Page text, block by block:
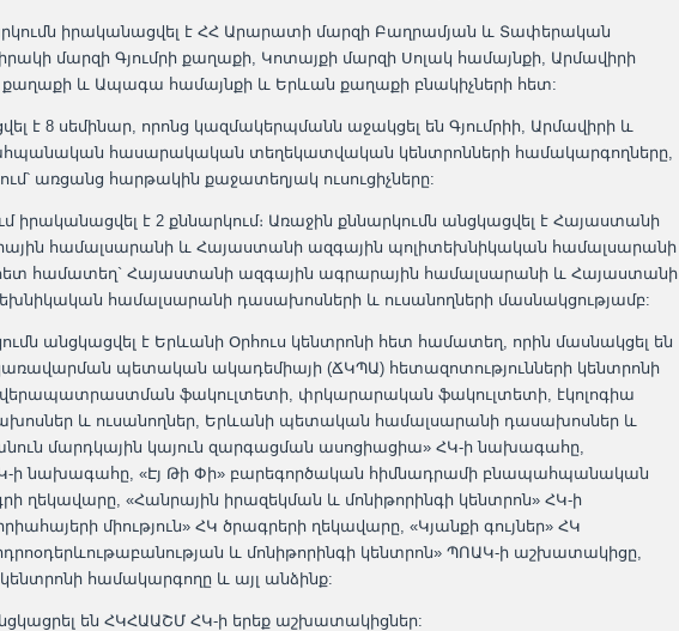
իրականացվել է ՀՀ Արարատի մարզի Բաղրամյան և Տափերական
մարզի Գյումրի քաղաքի, Կոտայքի մարզի Սոլակ համայնքի, Արմավիրի
քաղաքի և Ապագա համայնքի և Երևան քաղաքի բնակիչների հետ:
է 8 սեմինար, որոնց կազմակերպմանն աջակցել են Գյումրիի, Արմավիրի և
հասարակական տեղեկատվական կենտրոնների համակարգողները,
առցանց հարթակին քաջատեղյակ ուսուցիչները:
իրականացվել է 2 քննարկում։ Առաջին քննարկումն անցկացվել է Հայաստանի
համալսարանի և Հայաստանի ազգային պոլիտեխնիկական համալսարանի
համատեղ` Հայաստանի ազգային ագրարային համալսարանի և Հայաստանի
համալսարանի դասախոսների և ուսանողների մասնակցությամբ:
անցկացվել է Երևանի Օրհուս կենտրոնի հետ համատեղ, որին մասնակցել են
պետական ակադեմիայի (ՃԿՊԱ) հետազոտությունների կենտրոնի
ֆակուլտետի, փրկարարական ֆակուլտետի, էկոլոգիա
և ուսանողներ, Երևանի պետական համալսարանի դասախոսներ և
մարդկային կայուն զարգացման ասոցիացիա» ՀԿ-ի նախագահը,
ի նախագահը, «Էյ Թի Փի» բարեգործական հիմնադրամի բնապահպանական
ղեկավարը, «Հանրային իրազեկման և մոնիթորինգի կենտրոն» ՀԿ-ի
միություն» ՀԿ ծրագրերի ղեկավարը, «Կյանքի գույներ» ՀԿ
և մոնիթորինգի կենտրոն» ՊՈԱԿ-ի աշխատակիցը,
համակարգողը և այլ անձինք:
են ՀԿՀԱԱՇՄ ՀԿ-ի երեք աշխատակիցներ: